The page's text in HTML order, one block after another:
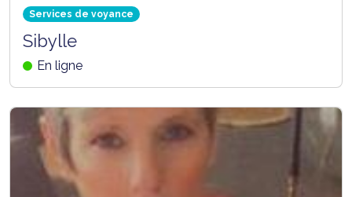
Services de voyance
Sibylle
En ligne